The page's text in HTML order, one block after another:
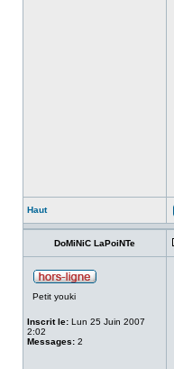
Haut
DoMiNiC LaPoiNTe
Petit youki
Inscrit le: Lun 25 Juin 2007
2:02
Messages: 2